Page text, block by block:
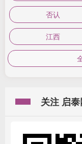
否认
江西
关注 启